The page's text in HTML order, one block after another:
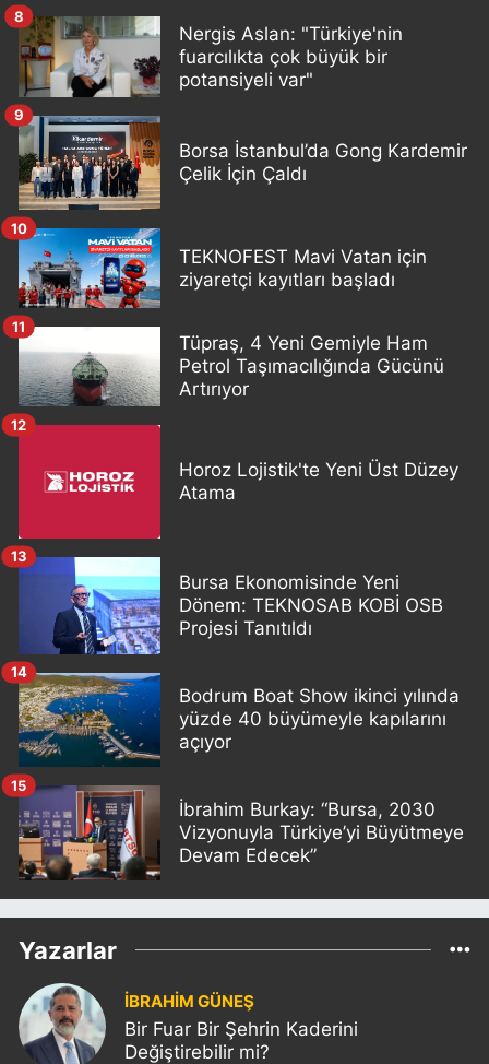
Nergis Aslan: "Türkiye'nin
fuarcılıkta çok büyük bir
potansiyeli var"
8
Borsa İstanbul’da Gong Kardemir
Çelik İçin Çaldı
9
TEKNOFEST Mavi Vatan için
ziyaretçi kayıtları başladı
10
Tüpraş, 4 Yeni Gemiyle Ham
Petrol Taşımacılığında Gücünü
Artırıyor
11
Horoz Lojistik'te Yeni Üst Düzey
Atama
12
Bursa Ekonomisinde Yeni
Dönem: TEKNOSAB KOBİ OSB
Projesi Tanıtıldı
13
Bodrum Boat Show ikinci yılında
yüzde 40 büyümeyle kapılarını
açıyor
14
İbrahim Burkay: “Bursa, 2030
Vizyonuyla Türkiye’yi Büyütmeye
Devam Edecek”
15
Yazarlar
İBRAHİM GÜNEŞ
Bir Fuar Bir Şehrin Kaderini
Değiştirebilir mi?